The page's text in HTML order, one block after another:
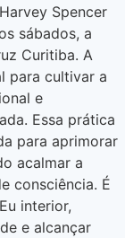
Spencer
sábados, a
Curitiba. A
para cultivar a
e
Essa prática
para aprimorar
acalmar a
consciência. É
interior,
e alcançar